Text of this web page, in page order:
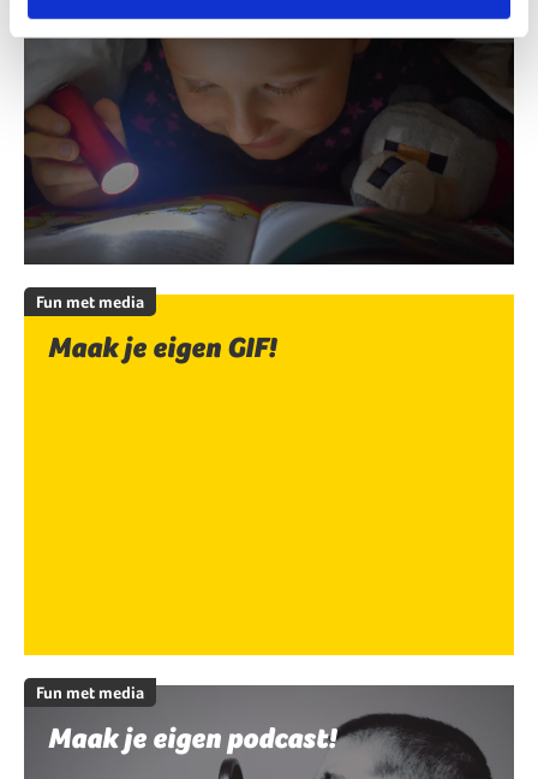
Fun met media
Maak je eigen GIF!
Fun met media
Maak je eigen podcast!